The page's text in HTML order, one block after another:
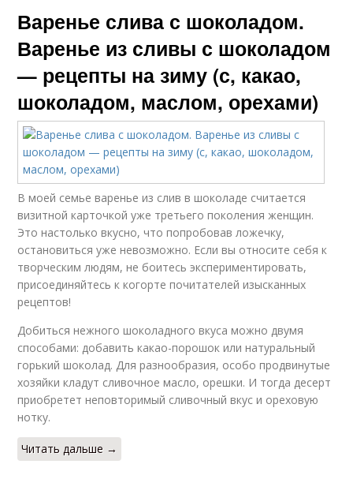
Варенье слива с шоколадом.
Варенье из сливы с шоколадом
— рецепты на зиму (с, какао,
шоколадом, маслом, орехами)
В моей семье варенье из слив в шоколаде считается
визитной карточкой уже третьего поколения женщин.
Это настолько вкусно, что попробовав ложечку,
остановиться уже невозможно. Если вы относите себя к
творческим людям, не боитесь экспериментировать,
присоединяйтесь к когорте почитателей изысканных
рецептов!
Добиться нежного шоколадного вкуса можно двумя
способами: добавить какао-порошок или натуральный
горький шоколад. Для разнообразия, особо продвинутые
хозяйки кладут сливочное масло, орешки. И тогда десерт
приобретет неповторимый сливочный вкус и ореховую
нотку.
Читать дальше →